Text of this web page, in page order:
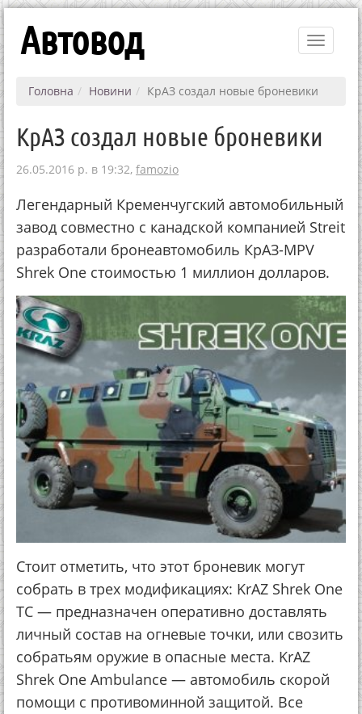
Toggle
Автовод
Головна Новини КрАЗ создал новые броневики
КрАЗ создал новые броневики
26.05.2016 р. в 19:32, famozio
Легендарный Кременчугский автомобильный
завод совместно с канадской компанией Streit
разработали бронеавтомобиль КрАЗ-MPV
Shrek One стоимостью 1 миллион долларов.
Стоит отметить, что этот броневик могут
собрать в трех модификациях: KrAZ Shrek One
TC — предназначен оперативно доставлять
личный состав на огневые точки, или свозить
собратьям оружие в опасные места. KrAZ
Shrek One Ambulance — автомобиль скорой
помощи с противоминной защитой. Все